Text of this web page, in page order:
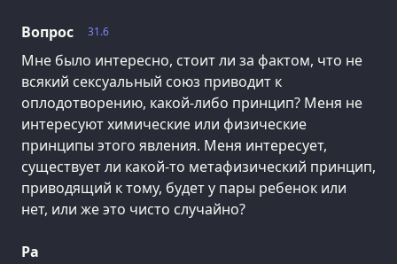
31.6
Вопрос
Мне было интересно, стоит ли за фактом, что не
всякий сексуальный союз приводит к
оплодотворению, какой-либо принцип? Меня не
интересуют химические или физические
принципы этого явления. Меня интересует,
существует ли какой-то метафизический принцип,
приводящий к тому, будет у пары ребенок или
нет, или же это чисто случайно?
Ра